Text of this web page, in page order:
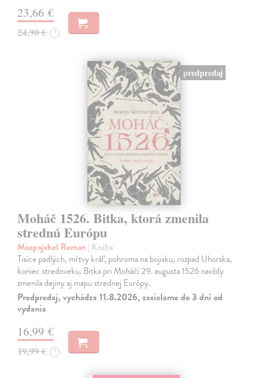
23,66 €
24,90 € ?
predpredaj
Moháč 1526. Bitka, ktorá zmenila
strednú Európu
Mocpajchel Roman | Kniha
Tisíce padlých, mŕtvy kráľ, pohroma na bojisku, rozpad Uhorska,
koniec stredoveku. Bitka pri Moháči 29. augusta 1526 navždy
zmenila dejiny aj mapu strednej Európy.
Predpredaj, vychádza 11.8.2026, zasielame do 3 dní od
vydania
16,99 €
19,99 € ?